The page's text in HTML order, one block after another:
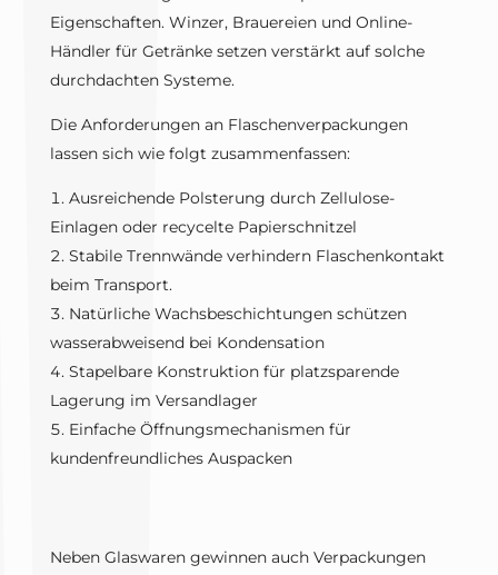
Eigenschaften. Winzer, Brauereien und Online-
Händler für Getränke setzen verstärkt auf solche
durchdachten Systeme.
Die Anforderungen an Flaschenverpackungen
lassen sich wie folgt zusammenfassen:
Ausreichende Polsterung durch Zellulose-
Einlagen oder recycelte Papierschnitzel
Stabile Trennwände verhindern Flaschenkontakt
beim Transport.
Natürliche Wachsbeschichtungen schützen
wasserabweisend bei Kondensation
Stapelbare Konstruktion für platzsparende
Lagerung im Versandlager
Einfache Öffnungsmechanismen für
kundenfreundliches Auspacken
Neben Glaswaren gewinnen auch Verpackungen